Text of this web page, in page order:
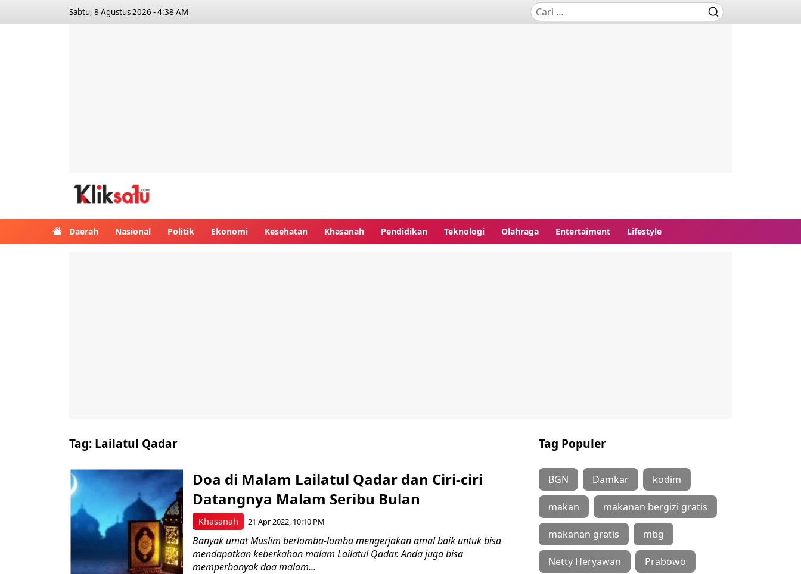
Sabtu, 8 Agustus 2026 - 4:38 AM
Daerah Nasional Politik Ekonomi Kesehatan Khasanah Pendidikan Teknologi Olahraga Entertaiment Lifestyle
Tag: Lailatul Qadar
Khasanah
Doa di Malam Lailatul Qadar dan Ciri-ciri
Datangnya Malam Seribu Bulan
21 Apr 2022, 10:10 PM
Banyak umat Muslim berlomba-lomba mengerjakan amal baik untuk bisa
mendapatkan keberkahan malam Lailatul Qadar. Anda juga bisa
memperbanyak doa malam...
Tag Populer
BGN Damkar kodim
makan makanan bergizi gratis
makanan gratis mbg
Netty Heryawan Prabowo